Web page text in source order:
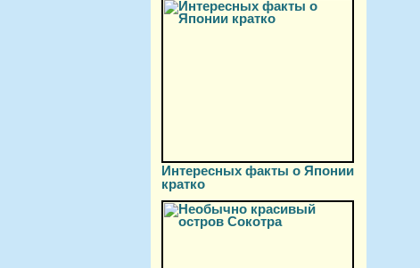
Интересных факты о Японии
кратко